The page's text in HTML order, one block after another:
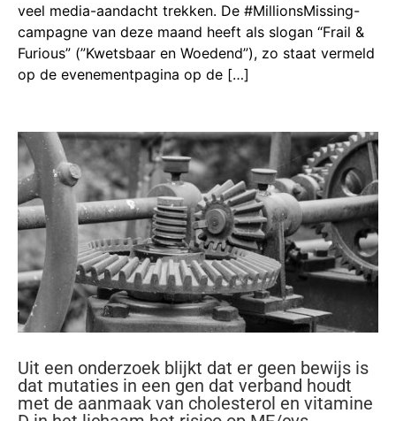
veel media-aandacht trekken. De #MillionsMissing-
campagne van deze maand heeft als slogan “Frail &
Furious” (”Kwetsbaar en Woedend”), zo staat vermeld
op de evenementpagina op de […]
Uit een onderzoek blijkt dat er geen bewijs is
dat mutaties in een gen dat verband houdt
met de aanmaak van cholesterol en vitamine